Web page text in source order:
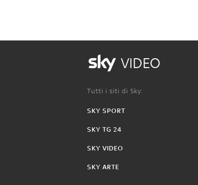
VIDEO
Tutti i siti di Sky:
SKY SPORT
SKY TG 24
SKY VIDEO
SKY ARTE